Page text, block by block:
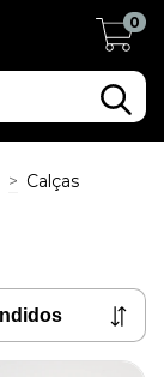
0
> Calças